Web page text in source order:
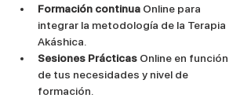
Formación continua Online para
integrar la metodología de la Terapia
Akáshica.
Sesiones Prácticas Online en función
de tus necesidades y nivel de
formación.